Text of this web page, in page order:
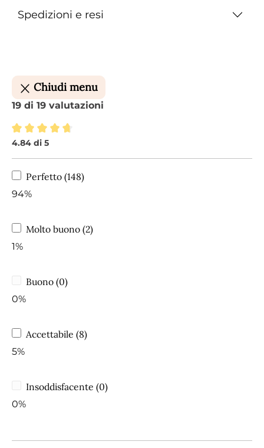
Spedizioni e resi
Chiudi menu
19 di 19 valutazioni
Valutazione media di 4.84 su 5 stelle
4.84 di 5
Perfetto (148)
94%
Molto buono (2)
1%
Buono (0)
0%
Accettabile (8)
5%
Insoddisfacente (0)
0%